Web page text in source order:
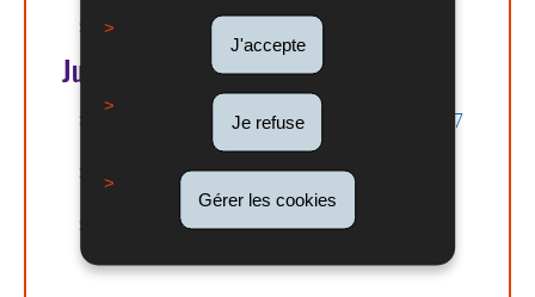
J'accepte
Je refuse
Gérer les cookies
Article 1315 du COCIV
Jurisprudence
CSJ, 8e, 2 novembre 2023, CAL-2022-00127
CSJ, 3e, 16 janvier 2020, CAL 2019-00225
CSJ, 8ème, 6 mars 2008, 32150